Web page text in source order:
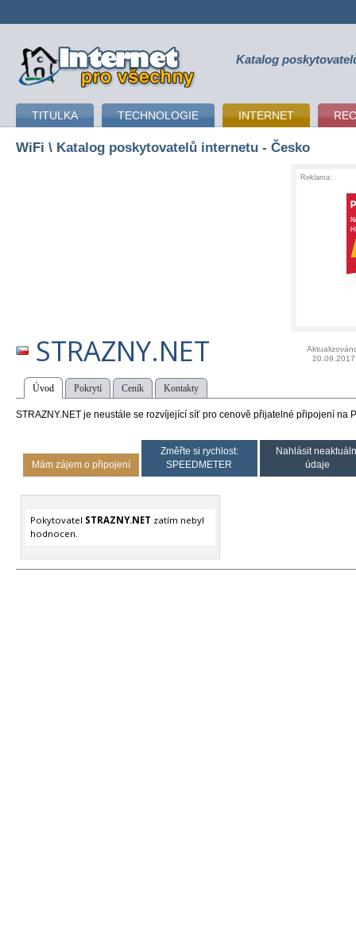
připojení k internetu Katalog
TITULKA TECHNOLOGIE INTERNET
WiFi \ Katalog poskytovatelů internetu - Česko
Reklama:
STRAZNY.NET
20.09.2017
Úvod Pokrytí Ceník Kontakty
STRAZNY.NET je neustále se rozvíjející síť pro cenově přijatelné připojení na
Mám zájem o připojení
Změřte si rychlost:
SPEEDMETER
Nahlásit
údaje
Pokytovatel STRAZNY.NET zatím nebyl
hodnocen.